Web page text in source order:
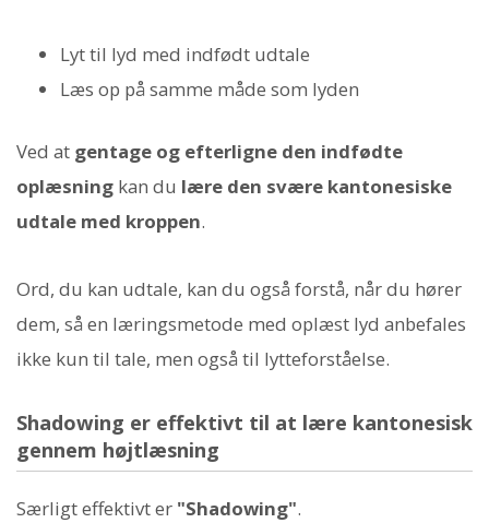
Lyt til lyd med indfødt udtale
Læs op på samme måde som lyden
Ved at gentage og efterligne den indfødte
oplæsning kan du lære den svære kantonesiske
udtale med kroppen.
Ord, du kan udtale, kan du også forstå, når du hører
dem, så en læringsmetode med oplæst lyd anbefales
ikke kun til tale, men også til lytteforståelse.
Shadowing er effektivt til at lære kantonesisk
gennem højtlæsning
Særligt effektivt er "Shadowing".